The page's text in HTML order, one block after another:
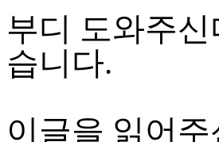
부디 도와주
습니다.
이글을 읽어